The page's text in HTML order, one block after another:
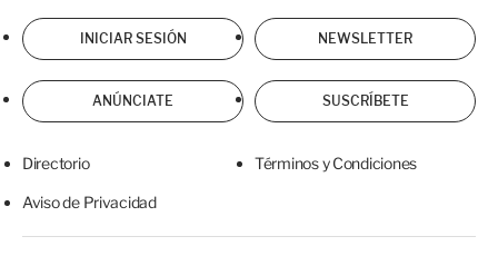
INICIAR SESIÓN NEWSLETTER
ANÚNCIATE SUSCRÍBETE
Directorio Términos y Condiciones
Aviso de Privacidad